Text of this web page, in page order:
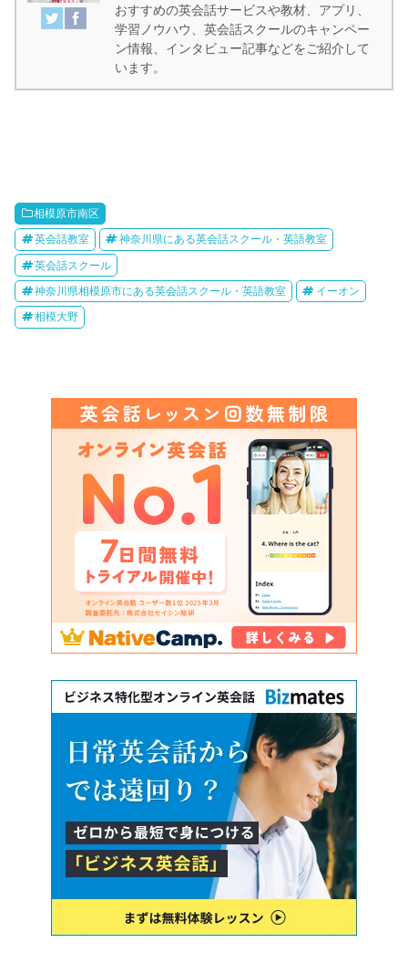
おすすめの英会話サービスや教材、アプリ、
学習ノウハウ、英会話スクールのキャンペー
ン情報、インタビュー記事などをご紹介して
います。
相模原市南区
英会話教室 神奈川県にある英会話スクール・英語教室
英会話スクール
神奈川県相模原市にある英会話スクール・英語教室 イーオン
相模大野